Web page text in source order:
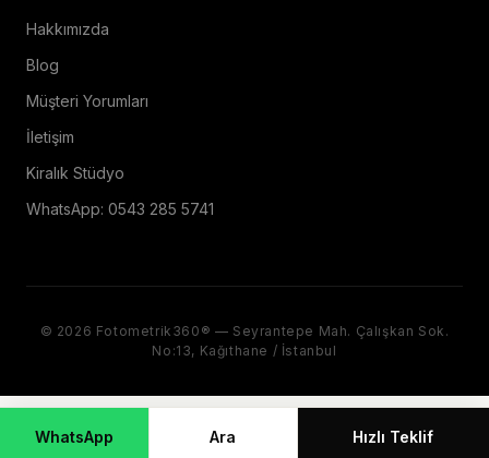
Hakkımızda
Blog
Müşteri Yorumları
İletişim
Kiralık Stüdyo
WhatsApp: 0543 285 5741
© 2026 Fotometrik360® — Seyrantepe Mah. Çalışkan Sok.
No:13, Kağıthane / İstanbul
WhatsApp Ara Hızlı Teklif